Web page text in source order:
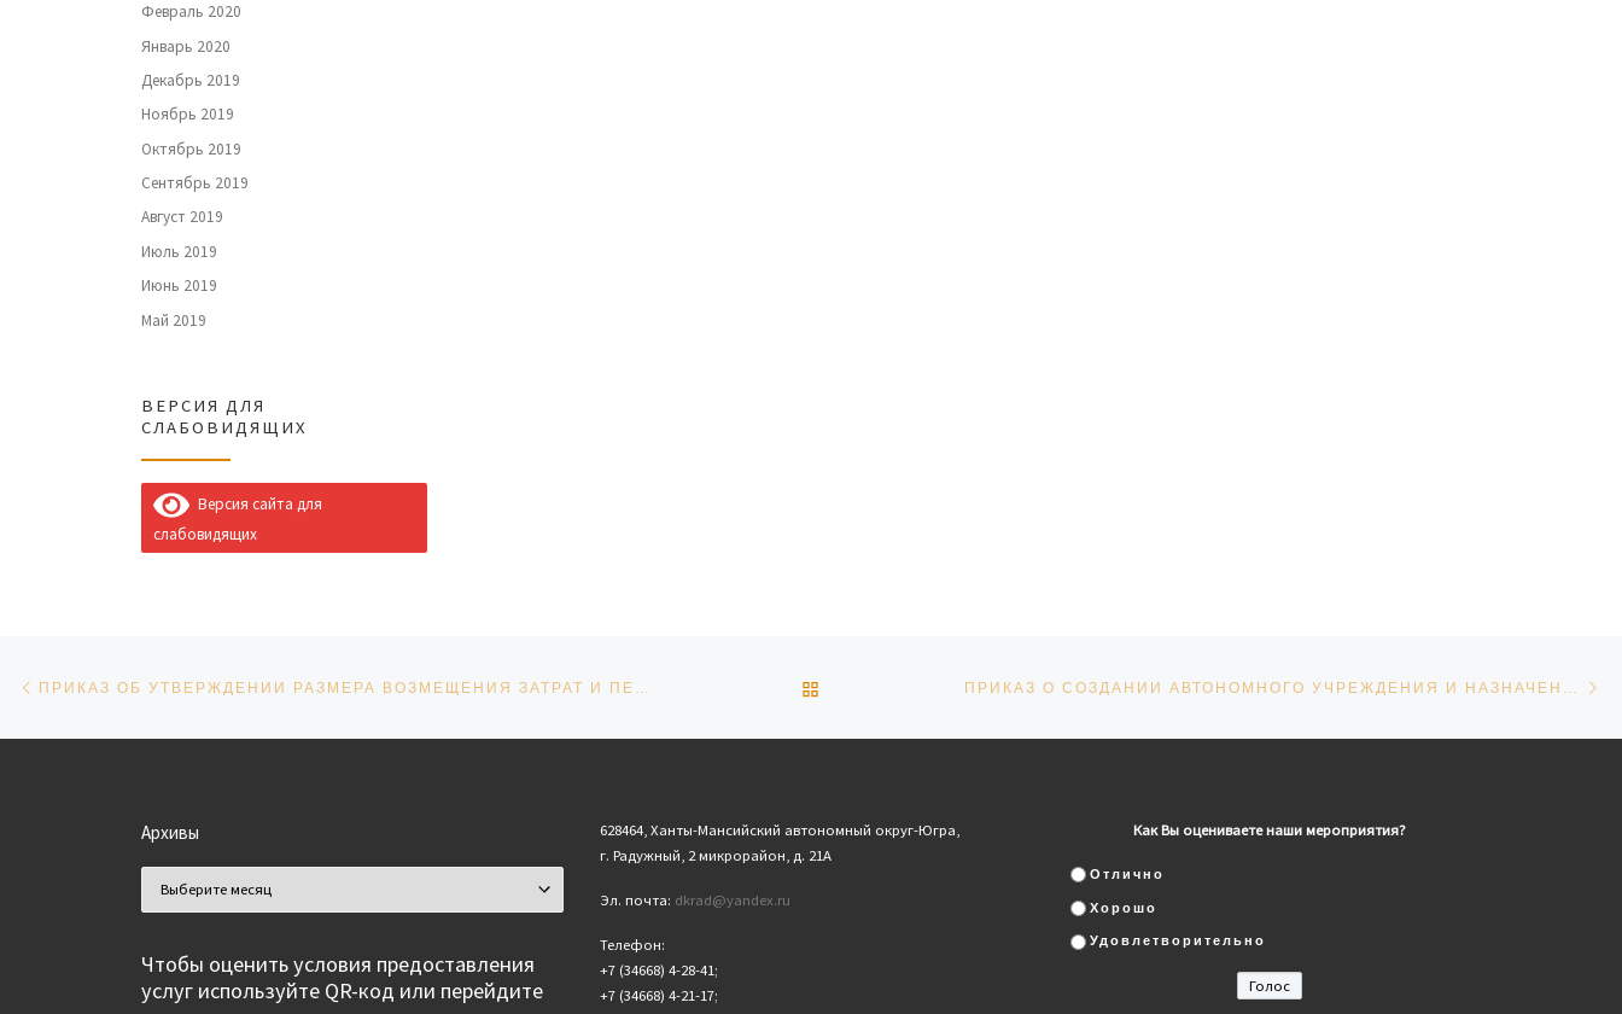
Февраль 2020
Январь 2020
Декабрь 2019
Ноябрь 2019
Октябрь 2019
Сентябрь 2019
Август 2019
Июль 2019
Июнь 2019
Май 2019
ВЕРСИЯ ДЛЯ
СЛАБОВИДЯЩИХ
Версия сайта для
слабовидящих
Навигация по записям ОБРАТНО К СПИСКУ ЗАПИСЕЙ
Архивы
Чтобы оценить условия предоставления
услуг используйте QR-код или перейдите
628464, Ханты-Мансийский автономный округ-Югра,
г. Радужный, 2 микрорайон, д. 21А
Эл. почта: dkrad@yandex.ru
Телефон:
+7 (34668) 4-28-41;
+7 (34668) 4-21-17;
Как Вы оцениваете наши мероприятия?
Отлично
Хорошо
Удовлетворительно